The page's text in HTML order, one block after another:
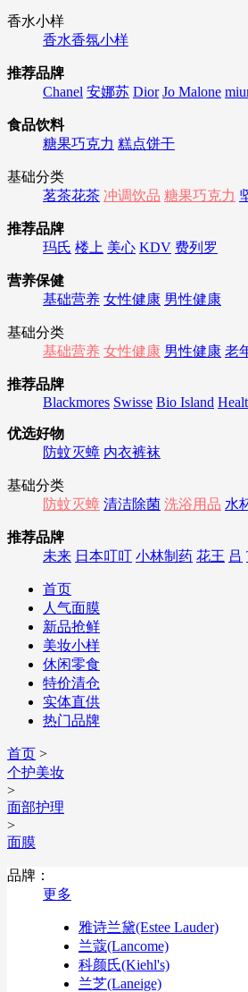
香水小样
香水香氛小样
推荐品牌
Chanel 安娜苏 Dior Jo Malone
食品饮料
糖果巧克力 糕点饼干
基础分类
茗茶花茶 冲调饮品 糖果巧克力
推荐品牌
玛氏 楼上 美心 KDV 费列罗
营养保健
基础营养 女性健康 男性健康
基础分类
基础营养 女性健康 男性健康 老
推荐品牌
Blackmores Swisse Bio Island
优选好物
防蚊灭蟑 内衣裤袜
基础分类
防蚊灭蟑 清洁除菌 洗浴用品 水
推荐品牌
未来 日本叮叮 小林制药 花王 吕
首页
人气面膜
新品抢鲜
美妆小样
休闲零食
特价清仓
实体直供
热门品牌
首页 >
个护美妆
>
面部护理
>
面膜
品牌：
更多
雅诗兰黛(Estee Lauder)
兰蔻(Lancome)
科颜氏(Kiehl's)
兰芝(Laneige)